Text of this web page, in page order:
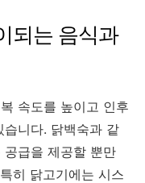
되는 음식과
속도를 높이고 인후
니다. 닭백숙과 같
급을 제공할 뿐만
히 닭고기에는 시스